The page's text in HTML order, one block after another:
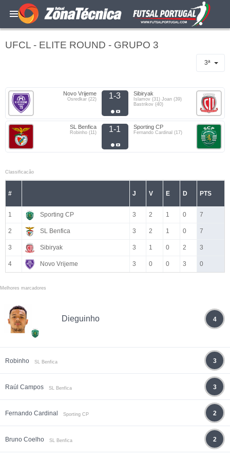
UFCL - ELITE ROUND - GRUPO 3
3ª
Novo Vrijeme
Osredkar (22) 1-3 Sibiryak
Islamov (31) Joan (39)
Bastrikov (40)
SL Benfica
Robinho (11) 1-1 Sporting CP
Fernando Cardinal (17)
Classificacão
# J V E D PTS
1 Sporting CP 3 2 1 0 7
2 SL Benfica 3 2 1 0 7
3 Sibiryak 3 1 0 2 3
4 Novo Vrijeme 3 0 0 3 0
Melhores marcadores
Dieguinho 4
Robinho SL Benfica 3
Raúl Campos SL Benfica 3
Fernando Cardinal Sporting CP 2
Bruno Coelho SL Benfica 2